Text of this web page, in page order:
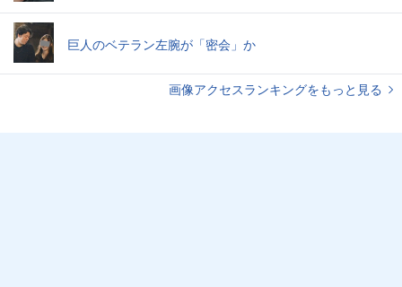
巨人のベテラン左腕が「密会」か
画像アクセスランキングをもっと見る